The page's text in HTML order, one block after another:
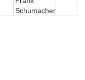
Schumacher